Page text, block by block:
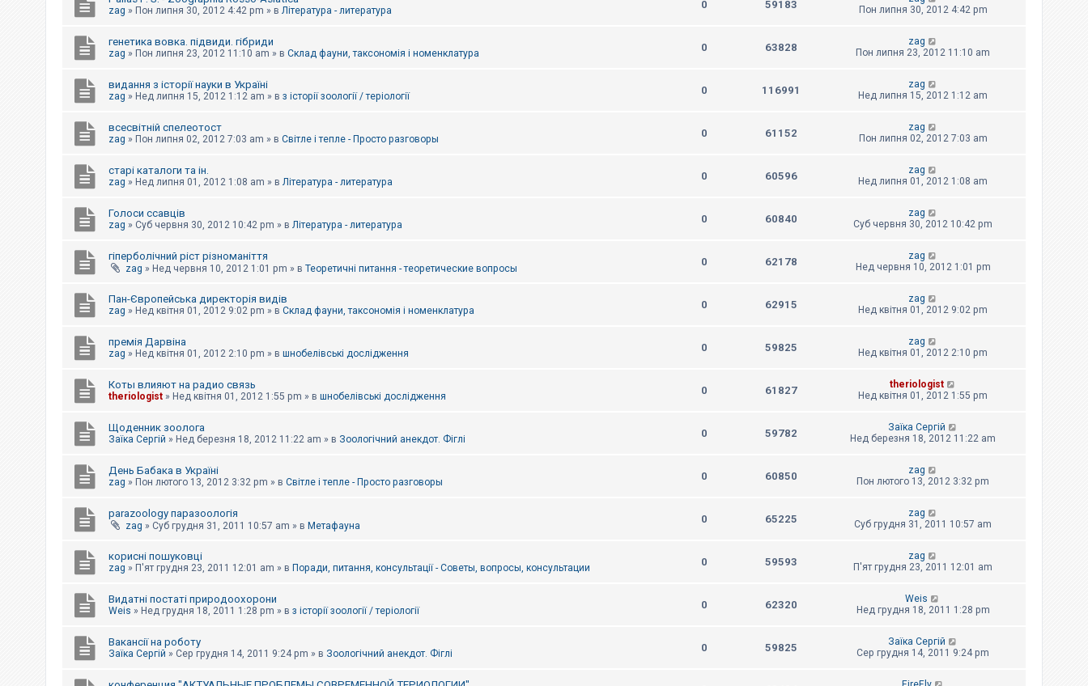
zag » Пон липня 30, 2012 4:42 pm » в Література - литература 0 59183
Пон липня 30, 2012 4:42 pm
генетика вовка. підвиди. гібриди
zag » Пон липня 23, 2012 11:10 am » в Склад фауни, таксономія і номенклатура 0 63828
zag
Пон липня 23, 2012 11:10 am
видання з історії науки в Україні
zag » Нед липня 15, 2012 1:12 am » в з історії зоології / теріології 0 116991
zag
Нед липня 15, 2012 1:12 am
всесвітній спелеотост
zag » Пон липня 02, 2012 7:03 am » в Світле і тепле - Просто разговоры 0 61152
zag
Пон липня 02, 2012 7:03 am
старі каталоги та ін.
zag » Нед липня 01, 2012 1:08 am » в Література - литература 0 60596
zag
Нед липня 01, 2012 1:08 am
Голоси ссавців
zag » Суб червня 30, 2012 10:42 pm » в Література - литература 0 60840
zag
Суб червня 30, 2012 10:42 pm
гіперболічний ріст різноманіття
zag » Нед червня 10, 2012 1:01 pm » в Теоретичні питання - теоретические вопросы
0 62178
zag
Нед червня 10, 2012 1:01 pm
Пан-Європейська директорія видів
zag » Нед квітня 01, 2012 9:02 pm » в Склад фауни, таксономія і номенклатура 0 62915
zag
Нед квітня 01, 2012 9:02 pm
премія Дарвіна
zag » Нед квітня 01, 2012 2:10 pm » в шнобелівські дослідження 0 59825
zag
Нед квітня 01, 2012 2:10 pm
Коты влияют на радио связь
theriologist » Нед квітня 01, 2012 1:55 pm » в шнобелівські дослідження 0 61827
theriologist
Нед квітня 01, 2012 1:55 pm
Щоденник зоолога
Заїка Сергій » Нед березня 18, 2012 11:22 am » в Зоологічний анекдот. Фіглі 0 59782
Заїка Сергій
Нед березня 18, 2012 11:22 am
День Бабака в Україні
zag » Пон лютого 13, 2012 3:32 pm » в Світле і тепле - Просто разговоры 0 60850
zag
Пон лютого 13, 2012 3:32 pm
parazoology паразоологія
zag » Суб грудня 31, 2011 10:57 am » в Метафауна
0 65225
zag
Суб грудня 31, 2011 10:57 am
корисні пошуковці
zag » П'ят грудня 23, 2011 12:01 am » в Поради, питання, консультації - Советы, вопросы, консультации 0 59593
zag
П'ят грудня 23, 2011 12:01 am
Видатні постаті природоохорони
Weis » Нед грудня 18, 2011 1:28 pm » в з історії зоології / теріології 0 62320
Weis
Нед грудня 18, 2011 1:28 pm
Вакансії на роботу
Заїка Сергій » Сер грудня 14, 2011 9:24 pm » в Зоологічний анекдот. Фіглі 0 59825
Заїка Сергій
Сер грудня 14, 2011 9:24 pm